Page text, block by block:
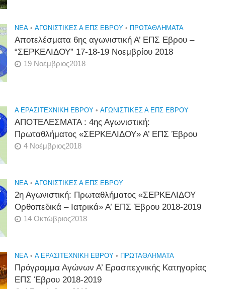
NEA • ΑΓΩΝΙΣΤΙΚΕΣ Α ΕΠΣ ΕΒΡΟΥ • ΠΡΩΤΑΘΛΉΜΑΤΑ
Αποτελέσματα 6ης αγωνιστική Α’ ΕΠΣ Εβρου –
“ΣΕΡΚΕΛΙΔΟΥ” 17-18-19 Νοεμβρίου 2018
19 Νοέμβριος2018
Α ΕΡΑΣΙΤΕΧΝΙΚΉ ΈΒΡΟΥ • ΑΓΩΝΙΣΤΙΚΕΣ Α ΕΠΣ ΕΒΡΟΥ
ΑΠΟΤΕΛΕΣΜΑΤΑ : 4ης Αγωνιστική:
Πρωταθλήματος «ΣΕΡΚΕΛΙΔΟΥ» Α’ ΕΠΣ Έβρου
4 Νοέμβριος2018
NEA • ΑΓΩΝΙΣΤΙΚΕΣ Α ΕΠΣ ΕΒΡΟΥ
2η Αγωνιστική: Πρωταθλήματος «ΣΕΡΚΕΛΙΔΟΥ
Ορθοπεδικά – Ιατρικά» Α’ ΕΠΣ Έβρου 2018-2019
14 Οκτώβριος2018
NEA • Α ΕΡΑΣΙΤΕΧΝΙΚΉ ΈΒΡΟΥ • ΠΡΩΤΑΘΛΉΜΑΤΑ
Πρόγραμμα Αγώνων Α’ Ερασιτεχνικής Κατηγορίας
ΕΠΣ Έβρου 2018-2019